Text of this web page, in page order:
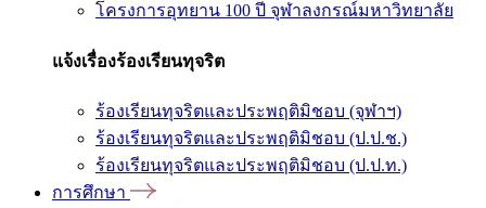
โครงการอุทยาน 100 ปี จุฬาลงกรณ์มหาวิทยาลัย
แจ้งเรื่องร้องเรียนทุจริต
ร้องเรียนทุจริตและประพฤติมิชอบ (จุฬาฯ)
ร้องเรียนทุจริตและประพฤติมิชอบ (ป.ป.ช.)
ร้องเรียนทุจริตและประพฤติมิชอบ (ป.ป.ท.)
การศึกษา